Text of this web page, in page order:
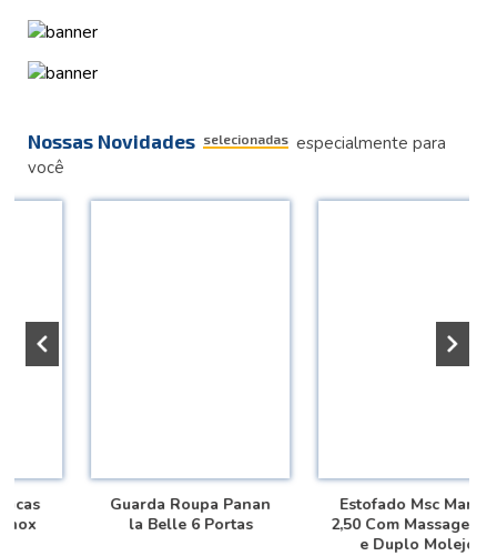
Nossas Novidades selecionadas especialmente para
você
Guarda Roupa Panan
la Belle 6 Portas
Estofado Msc Marília
2,50 Com Massageador
e Duplo Molejo